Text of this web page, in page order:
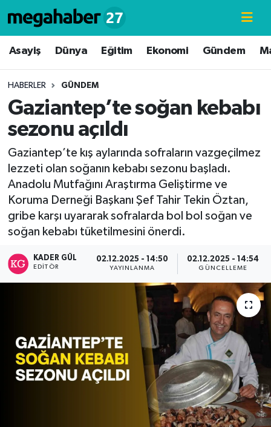
Asayiş Dünya Eğitim Ekonomi Gündem
HABERLER GÜNDEM
Gaziantep’te soğan kebabı
sezonu açıldı
Gaziantep’te kış aylarında sofraların vazgeçilmez
lezzeti olan soğanın kebabı sezonu başladı.
Anadolu Mutfağını Araştırma Geliştirme ve
Koruma Derneği Başkanı Şef Tahir Tekin Öztan,
gribe karşı uyararak sofralarda bol bol soğan ve
soğan kebabı tüketilmesini önerdi.
KADER GÜL
EDITÖR
02.12.2025 - 14:50
YAYINLANMA
02.12.2025 - 14:54
GÜNCELLEME
Hava Durumu
Süper Lig Puan Durumu ve Fikstür
Tüm Manşetler
Son Dakika Haberleri
Haber Arşivi